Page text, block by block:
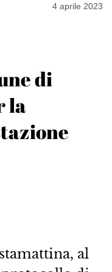
4 aprile 2023
di
la
al